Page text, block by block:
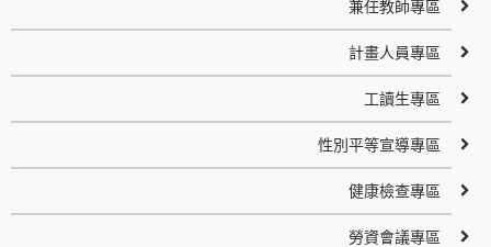
兼任教師專區
計畫人員專區
工讀生專區
性別平等宣導專區
健康檢查專區
勞資會議專區